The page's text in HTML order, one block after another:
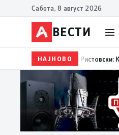
Сабота, 8 август 2026
ВЕСТИ
НАЈНОВО12:49